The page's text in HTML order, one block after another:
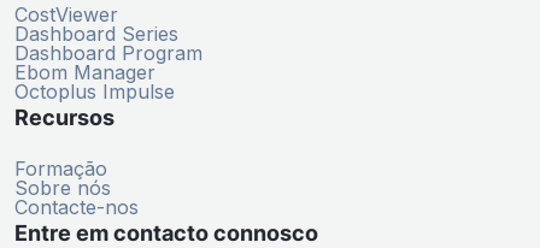
CostViewer
Dashboard Series
Dashboard Program
Ebom Manager
Octoplus Impulse
Recursos
Formação
Sobre nós
Contacte-nos
Entre em contacto connosco